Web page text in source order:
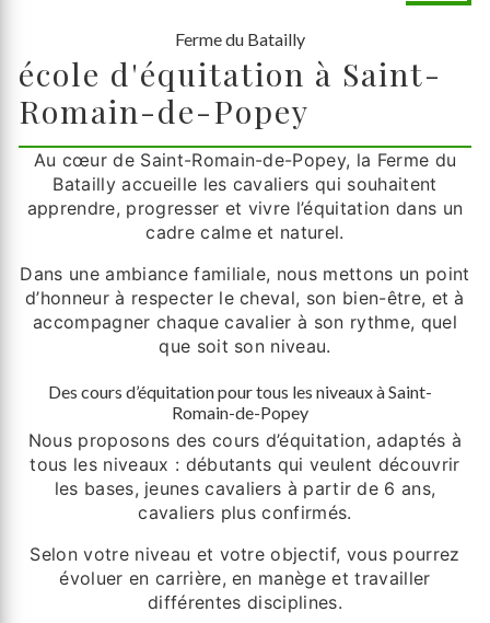
Ferme du Batailly
école d'équitation à Saint-
Romain-de-Popey
Au cœur de Saint-Romain-de-Popey, la Ferme du
Batailly accueille les cavaliers qui souhaitent
apprendre, progresser et vivre l’équitation dans un
cadre calme et naturel.
Dans une ambiance familiale, nous mettons un point
d’honneur à respecter le cheval, son bien-être, et à
accompagner chaque cavalier à son rythme, quel
que soit son niveau.
Des cours d’équitation pour tous les niveaux à Saint-
Romain-de-Popey
Nous proposons des cours d’équitation, adaptés à
tous les niveaux : débutants qui veulent découvrir
les bases, jeunes cavaliers à partir de 6 ans,
cavaliers plus confirmés.
Selon votre niveau et votre objectif, vous pourrez
évoluer en carrière, en manège et travailler
différentes disciplines.